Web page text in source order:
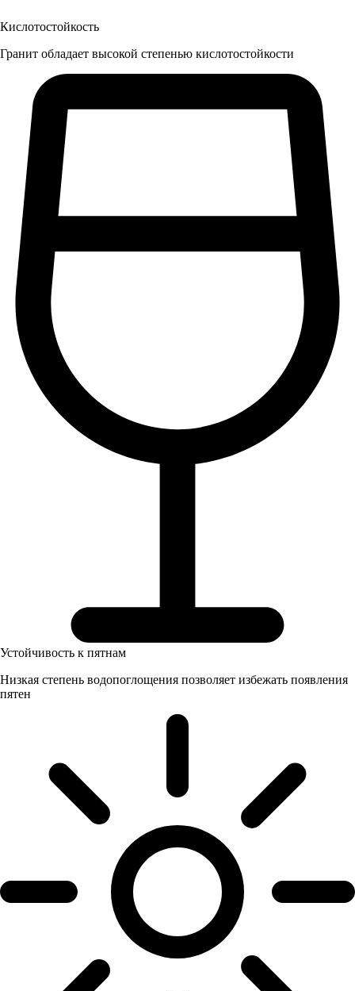
Кислотостойкость
Гранит обладает высокой степенью кислотостойкости
Устойчивость к пятнам
Низкая степень водопоглощения позволяет избежать появления
пятен